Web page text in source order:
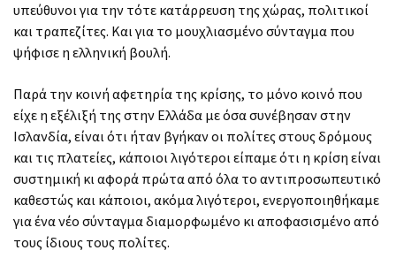
υπεύθυνοι για την τότε κατάρρευση της χώρας, πολιτικοί
και τραπεζίτες. Και για το μουχλιασμένο σύνταγμα που
ψήφισε η ελληνική βουλή.
Παρά την κοινή αφετηρία της κρίσης, το μόνο κοινό που
είχε η εξέλιξή της στην Ελλάδα με όσα συνέβησαν στην
Ισλανδία, είναι ότι ήταν βγήκαν οι πολίτες στους δρόμους
και τις πλατείες, κάποιοι λιγότεροι είπαμε ότι η κρίση είναι
συστημική κι αφορά πρώτα από όλα το αντιπροσωπευτικό
καθεστώς και κάποιοι, ακόμα λιγότεροι, ενεργοποιηθήκαμε
για ένα νέο σύνταγμα διαμορφωμένο κι αποφασισμένο από
τους ίδιους τους πολίτες.